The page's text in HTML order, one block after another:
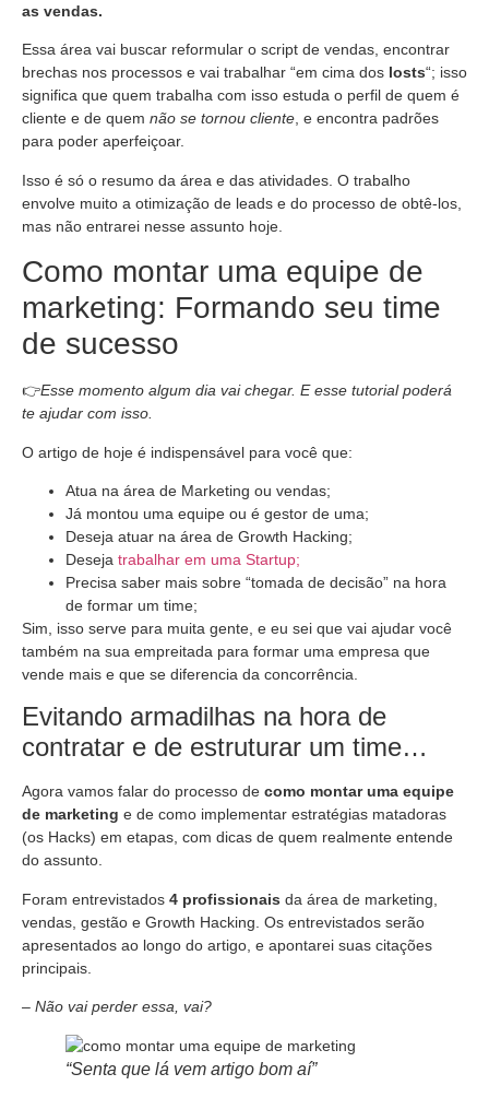
as vendas.
Essa área vai buscar reformular o script de vendas, encontrar
brechas nos processos e vai trabalhar “em cima dos losts“; isso
significa que quem trabalha com isso estuda o perfil de quem é
cliente e de quem não se tornou cliente, e encontra padrões
para poder aperfeiçoar.
Isso é só o resumo da área e das atividades. O trabalho
envolve muito a otimização de leads e do processo de obtê-los,
mas não entrarei nesse assunto hoje.
Como montar uma equipe de
marketing: Formando seu time
de sucesso
👉Esse momento algum dia vai chegar. E esse tutorial poderá
te ajudar com isso.
O artigo de hoje é indispensável para você que:
Atua na área de Marketing ou vendas;
Já montou uma equipe ou é gestor de uma;
Deseja atuar na área de Growth Hacking;
Deseja trabalhar em uma Startup;
Precisa saber mais sobre “tomada de decisão” na hora
de formar um time;
Sim, isso serve para muita gente, e eu sei que vai ajudar você
também na sua empreitada para formar uma empresa que
vende mais e que se diferencia da concorrência.
Evitando armadilhas na hora de
contratar e de estruturar um time…
Agora vamos falar do processo de como montar uma equipe
de marketing e de como implementar estratégias matadoras
(os Hacks) em etapas, com dicas de quem realmente entende
do assunto.
Foram entrevistados 4 profissionais da área de marketing,
vendas, gestão e Growth Hacking. Os entrevistados serão
apresentados ao longo do artigo, e apontarei suas citações
principais.
– Não vai perder essa, vai?
“Senta que lá vem artigo bom aí”